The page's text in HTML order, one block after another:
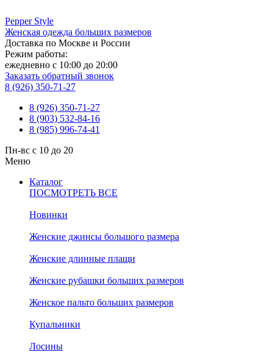
Pepper Style
Женская одежда больших размеров
Доставка по Москве и России
Режим работы:
ежедневно с 10:00 до 20:00
Заказать обратный звонок
8 (926) 350-71-27
8 (926) 350-71-27
8 (903) 532-84-16
8 (985) 996-74-41
Пн-вс с 10 до 20
Меню
Каталог
ПОСМОТРЕТЬ ВСЕ
Новинки
Женские джинсы большого размера
Женские длинные плащи
Женские рубашки больших размеров
Женское пальто больших размеров
Купальники
Лосины